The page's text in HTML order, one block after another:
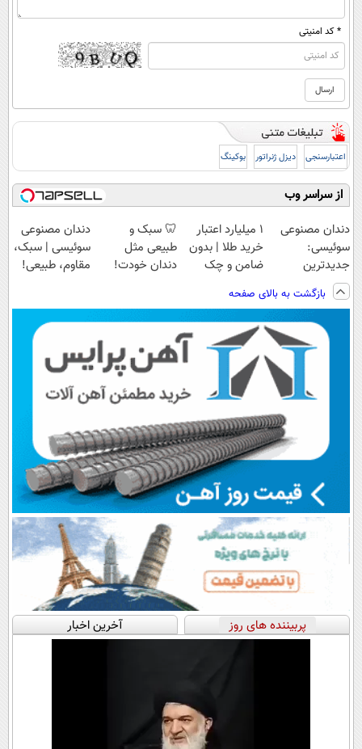
* کد امنیتی
اعتبارسنجی دیزل ژنراتور بوکینگ
از سراسر وب
دندان مصنوعی
سوئیسی:
جدیدترین
فناوری اروپا،
سبک و مقاوم |
پرداخت قسطی
۱ میلیارد اعتبار
خرید طلا | بدون
ضامن و چک
🦷 سبک و
طبیعی مثل
دندان خودت!
💳 📍 تهران
دندان مصنوعی
سوئیسی | سبک،
مقاوم، طبیعی!
اقساطی😍
بازگشت به بالای صفحه
پربیننده های روز آخرین اخبار